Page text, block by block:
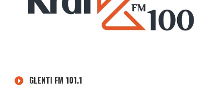
GLENTI FM 101.1